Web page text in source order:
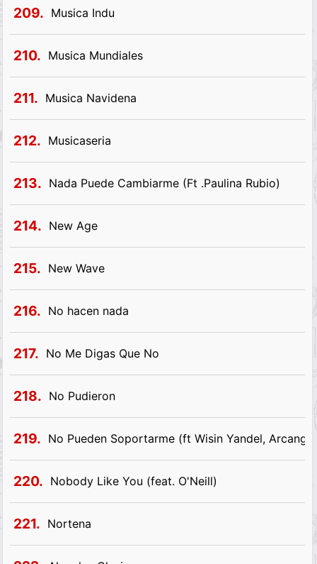
209. Musica Indu
210. Musica Mundiales
211. Musica Navidena
212. Musicaseria
213. Nada Puede Cambiarme (Ft .Paulina Rubio)
214. New Age
215. New Wave
216. No hacen nada
217. No Me Digas Que No
218. No Pudieron
219. No Pueden Soportarme (ft Wisin Yandel,
220. Nobody Like You (feat. O'Neill)
221. Nortena